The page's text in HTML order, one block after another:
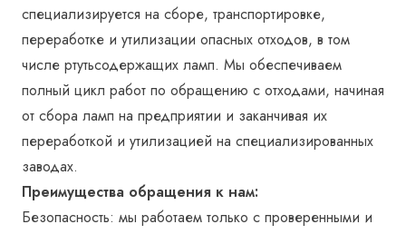
специализируется на сборе, транспортировке,
переработке и утилизации опасных отходов, в том
числе ртутьсодержащих ламп. Мы обеспечиваем
полный цикл работ по обращению с отходами, начиная
от сбора ламп на предприятии и заканчивая их
переработкой и утилизацией на специализированных
заводах.
Преимущества обращения к нам:
Безопасность: мы работаем только с проверенными и